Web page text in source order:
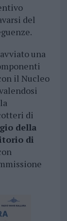
del
una
il Nucleo
di
della
di